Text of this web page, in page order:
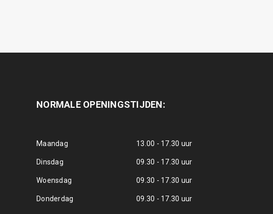
NORMALE OPENINGSTIJDEN:
Maandag 13.00 - 17.30 uur
Dinsdag 09.30 - 17.30 uur
Woensdag 09.30 - 17.30 uur
Donderdag 09.30 - 17.30 uur